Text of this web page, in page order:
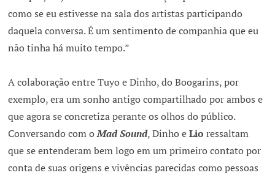
como se eu estivesse na sala dos artistas participando
daquela conversa. É um sentimento de companhia que eu
não tinha há muito tempo.”
A colaboração entre Tuyo e Dinho, do Boogarins, por
exemplo, era um sonho antigo compartilhado por ambos e
que agora se concretiza perante os olhos do público.
Conversando com oMad Sound, Dinho eLio ressaltam
que se entenderam bem logo em um primeiro contato por
conta de suas origens e vivências parecidas como pessoas